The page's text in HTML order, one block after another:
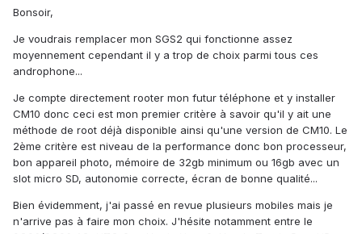
Bonsoir,
Je voudrais remplacer mon SGS2 qui fonctionne assez
moyennement cependant il y a trop de choix parmi tous ces
androphone...
Je compte directement rooter mon futur téléphone et y installer
CM10 donc ceci est mon premier critère à savoir qu'il y ait une
méthode de root déjà disponible ainsi qu'une version de CM10. Le
2ème critère est niveau de la performance donc bon processeur,
bon appareil photo, mémoire de 32gb minimum ou 16gb avec un
slot micro SD, autonomie correcte, écran de bonne qualité...
Bien évidemment, j'ai passé en revue plusieurs mobiles mais je
n'arrive pas à faire mon choix. J'hésite notamment entre le